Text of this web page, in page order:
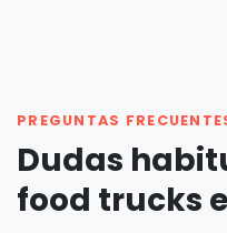
PREGUNTAS
Dudas
food trucks